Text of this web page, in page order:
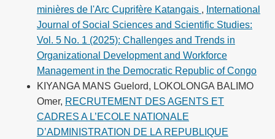
minières de l'Arc Cuprifère Katangais , International
Journal of Social Sciences and Scientific Studies:
Vol. 5 No. 1 (2025): Challenges and Trends in
Organizational Development and Workforce
Management in the Democratic Republic of Congo
KIYANGA MANS Guelord, LOKOLONGA BALIMO
Omer, RECRUTEMENT DES AGENTS ET
CADRES A L’ECOLE NATIONALE
D’ADMINISTRATION DE LA REPUBLIQUE